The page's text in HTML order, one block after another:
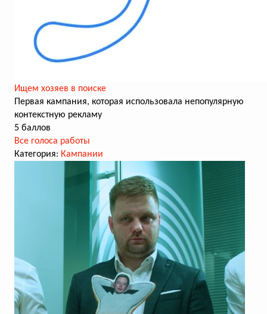
Ищем хозяев в поиске
Первая кампания, которая использовала непопулярную
контекстную рекламу
5 баллов
Все голоса работы
Категория: Кампании